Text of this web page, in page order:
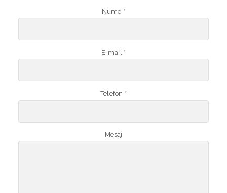
Nume *
E-mail *
Telefon *
Mesaj